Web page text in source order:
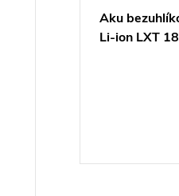
Aku
Li-ion LXT